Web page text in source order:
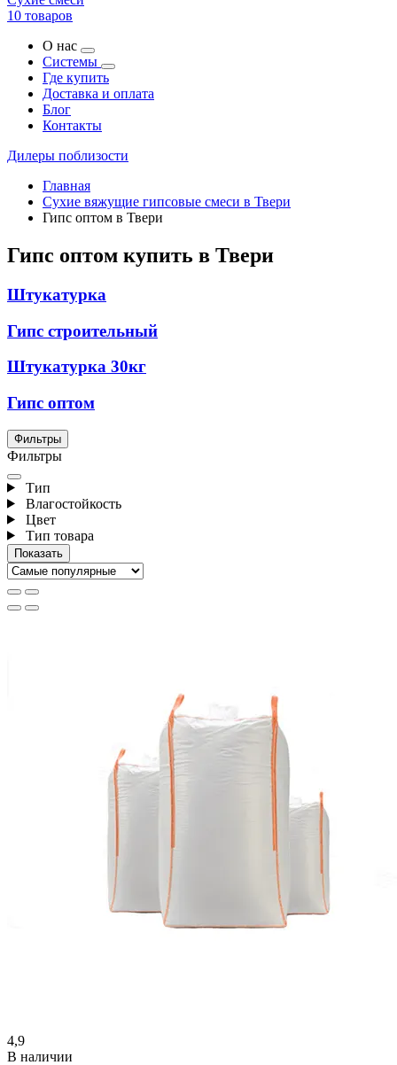
10 товаров
О нас
Системы
Где купить
Доставка и оплата
Блог
Контакты
Дилеры поблизости
Главная
Сухие вяжущие гипсовые смеси в Твери
Гипс оптом в Твери
Гипс оптом купить в Твери
Штукатурка
Гипс строительный
Штукатурка 30кг
Гипс оптом
Фильтры
Фильтры
Тип
Влагостойкость
Цвет
Тип товара
4,9
В наличии